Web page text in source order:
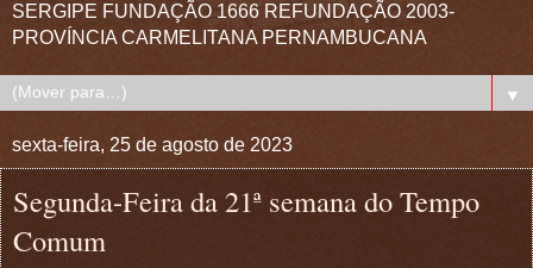
SERGIPE FUNDAÇÃO 1666 REFUNDAÇÃO 2003-
PROVÍNCIA CARMELITANA PERNAMBUCANA
▼
sexta-feira, 25 de agosto de 2023
Segunda-Feira da 21ª semana do Tempo
Comum